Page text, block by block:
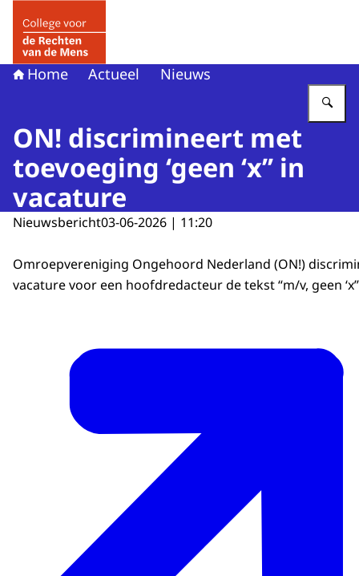
Home Actueel Nieuws
ON! discrimineert met
toevoeging ‘geen ‘x’’ in
vacature
Nieuwsbericht03-06-2026 | 11:20
Omroepvereniging Ongehoord Nederland (ON!)
vacature voor een hoofdredacteur de tekst “m/v, geen